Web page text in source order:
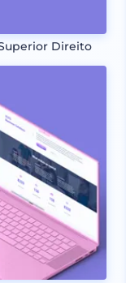
Direito